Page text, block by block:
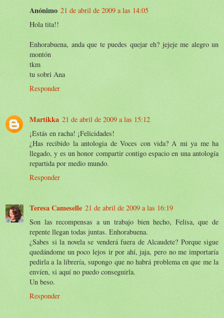
Anónimo 21 de abril de 2009 a las 14:05
Hola tita!!
Enhorabuena, anda que te puedes quejar eh? jejeje me alegro un
montón
tkm
tu sobri Ana
Responder
Martikka 21 de abril de 2009 a las 15:12
¡Estás en racha! ¡Felicidades!
¿Has recibido la antologia de Voces con vida? A mi ya me ha
llegado, y es un honor compartir contigo espacio en una antología
repartida por medio mundo.
Responder
Teresa Cameselle 21 de abril de 2009 a las 16:19
Son las recompensas a un trabajo bien hecho, Felisa, que de
repente llegan todas juntas. Enhorabuena.
¿Sabes si la novela se venderá fuera de Alcaudete? Porque sigue
quedándome un poco lejos ir por ahí, jaja, pero no me importaría
pedirla a la librería, supongo que no habrá problema en que me la
envíen, si aquí no puedo conseguirla.
Un beso.
Responder